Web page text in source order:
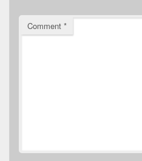
Comment *